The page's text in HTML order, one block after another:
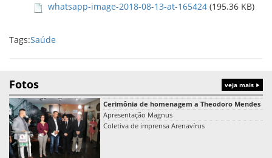
whatsapp-image-2018-08-13-at-165424 (195.36 KB)
Tags:Saúde
Fotos veja mais
Cerimônia de homenagem a Theodoro Mendes
Apresentação Magnus
Coletiva de imprensa Arenavírus